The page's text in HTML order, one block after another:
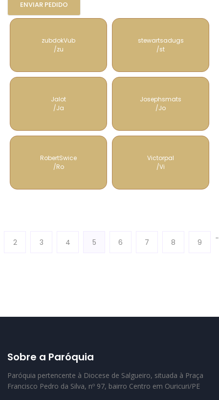
zubdokVub
/zu
stewartsadugs
/st
Jalot
/Ja
Josephsmats
/Jo
RobertSwice
/Ro
Victorpal
/Vi
2 3 4 5 6 7 8 9
Sobre a Paróquia
Paróquia pertencente à Diocese de Salgueiro, situada à Praça
Francisco Pedro da Silva, nº 97, bairro Centro em Ouricuri/PE